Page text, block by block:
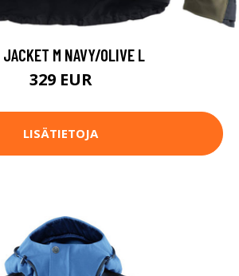
JACKET M NAVY/OLIVE L
329 EUR
LISÄTIETOJA